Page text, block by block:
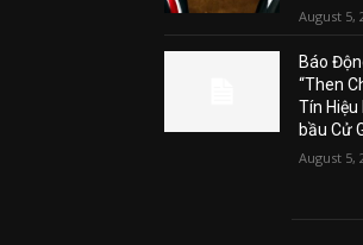
August 5,
Báo
“Then
Tín
bầu Cử
August 5,